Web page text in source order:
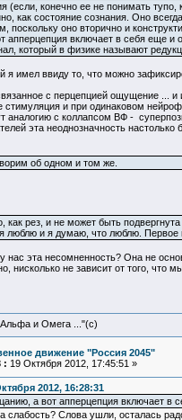
(если, конечно ее не понимать
как состояние сознания. Оно
поскольку оно вторично и
апперцепция включает в себя еще и
который в физике называют
я имел ввиду то, что можно
с перцепцией ощущение ...
стимуляция и при одинаковом
аналогию с коллапсом ВФ -
эта неоднозначность
об одном и том же.
как рез, и не может быть
люблю и я думаю, что люблю. Первое
нас эта несомненность? Она не
нисколько не зависит от того, что
и Омега ..."(с)
движение "Россия 2045"
: 19 Октября 2012, 17:45:51 »
2012, 16:28:31
а вот апперцепция включает в
Слова ушли, осталась